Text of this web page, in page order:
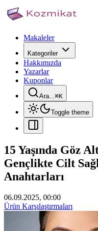
Makaleler
Kategoriler
Hakkımızda
Yazarlar
Kuponlar
Ara...⌘K
Toggle theme
15 Yaşında Göz
Gençlikte Cilt
Anahtarları
06.09.2025, 00:00
Ürün Karşılaştırmaları